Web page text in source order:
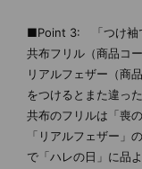
■Point 3: 「つけ袖
共布フリル（商品コ
リアルフェザー（
をつけるとまた違っ
共布のフリルは「喪
「リアルフェザー」
で「ハレの日」に品